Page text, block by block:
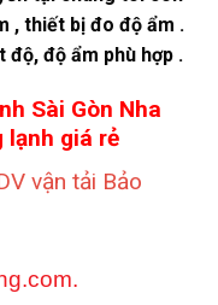
, thiết bị đo độ ẩm .
độ ẩm phù hợp .
Sài Gòn Nha
lạnh giá rẻ
vận tải Bảo